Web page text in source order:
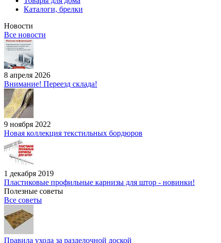
Каталоги, брелки
Новости
Все новости
8 апреля 2026
Внимание! Переезд склада!
9 ноября 2022
Новая коллекция текстильных бордюров
1 декабря 2019
Пластиковые профильные карнизы для штор - новинки!
Полезные советы
Все советы
Правила ухода за разделочной доской